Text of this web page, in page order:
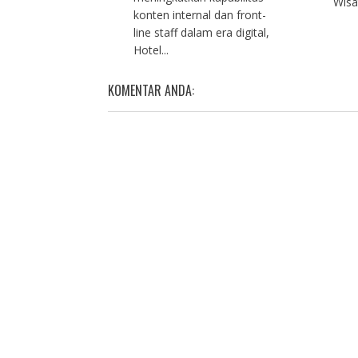
konten internal dan front-
line staff dalam era digital,
Hotel...
KOMENTAR ANDA: